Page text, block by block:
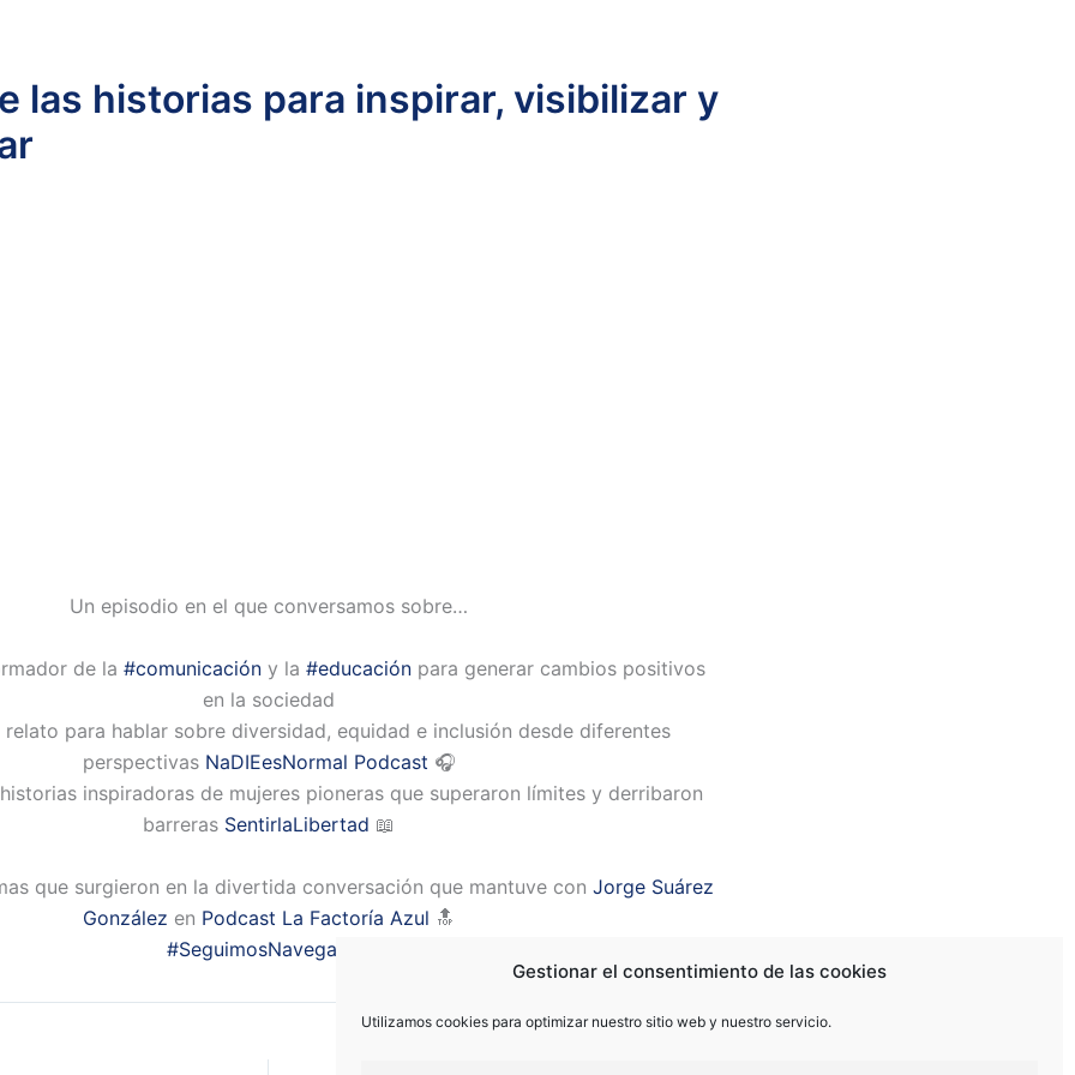
Gestionar el consentimiento de las cookies
Utilizamos cookies para optimizar nuestro sitio web y nuestro servicio.
las historias para inspirar, visibilizar y
Un episodio en el que conversamos sobre…
de la #comunicación y la #educación para generar cambios positivos
en la sociedad
para hablar sobre diversidad, equidad e inclusión desde diferentes
perspectivas NaDIEesNormal Podcast 🎧
inspiradoras de mujeres pioneras que superaron límites y derribaron
barreras SentirlaLibertad 📖
que surgieron en la divertida conversación que mantuve con Jorge Suárez
González en Podcast La Factoría Azul 🔝
#SeguimosNavegando